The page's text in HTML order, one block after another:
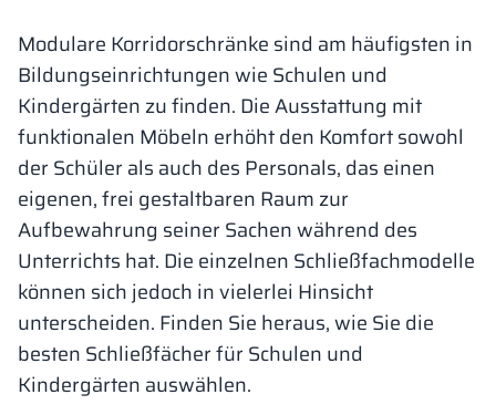
Vela
Metallschränke
Bänke und
Trennwände
Lamellen
Altus
Vitral
L-Typ-Schränke
Vollständiges
Zulassungen,
Materialien
Karte aller
Modulare Korridorschränke sind am häufigsten in
Bildungseinrichtungen wie Schulen und
Kindergärten zu finden. Die Ausstattung mit
funktionalen Möbeln erhöht den Komfort sowohl
der Schüler als auch des Personals, das einen
eigenen, frei gestaltbaren Raum zur
Aufbewahrung seiner Sachen während des
Unterrichts hat. Die einzelnen Schließfachmodelle
können sich jedoch in vielerlei Hinsicht
unterscheiden. Finden Sie heraus, wie Sie die
besten Schließfächer für Schulen und
Kindergärten auswählen.